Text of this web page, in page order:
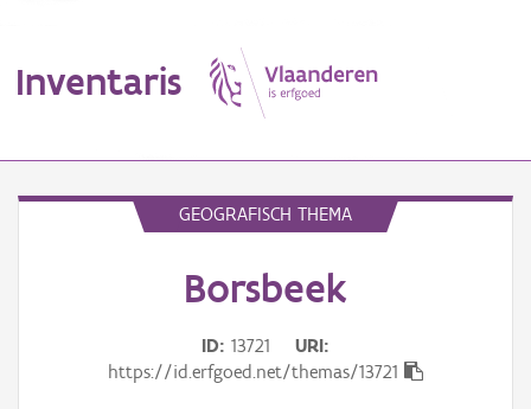
Inventaris
GEOGRAFISCH THEMA
Borsbeek
ID 13721
URI
https://id.erfgoed.net/themas/13721